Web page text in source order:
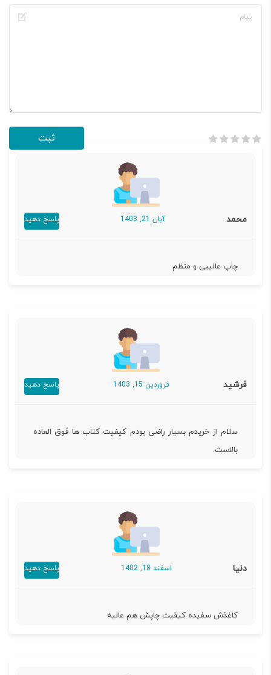
محمد آبان 21, 1403 پاسخ دهید
چاپ عالییی و منظم
فرشید فروردین 15, 1403 پاسخ دهید
سلام از خریدم بسیار راضی بودم کیفیت کتاب ها فوق العاده
بالاست.
دنیا اسفند 18, 1402 پاسخ دهید
کاغذش سفیده کیفیت چاپش هم عالیه